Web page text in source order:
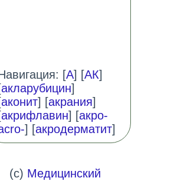
[А] [АК]
[акларубицин]
[аконит] [акрания]
[акрифлавин] [акро-
] [акродерматит]
(c) Медицинский